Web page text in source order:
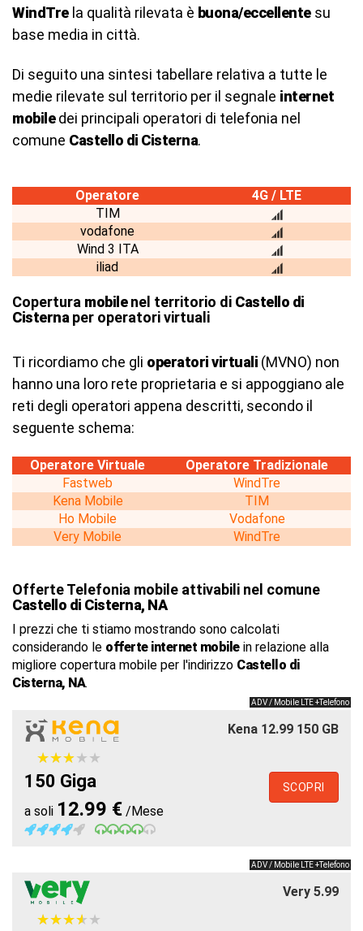
WindTrela qualità rilevata è buona/eccellentesu
base media in città.
Di seguito una sintesi tabellare relativa a tutte le
medie rilevate sul territorio per il segnale internet
mobiledei principali operatori di telefonia nel
comune Castello di Cisterna.
Operatore
4G / LTE
TIM
vodafone
Wind 3 ITA
iliad
Copertura mobilenel territorio di Castello di
Cisterna per operatori virtuali
Ti ricordiamo che gli operatori virtuali (MVNO) non
hanno una loro rete proprietaria e si appoggiano ale
reti degli operatori appena descritti, secondo il
seguente schema:
Operatore Virtuale
Operatore Tradizionale
Fastweb
WindTre
Kena Mobile
TIM
Ho Mobile
Vodafone
Very Mobile
WindTre
Offerte Telefonia mobile attivabili nel comune
Castello di Cisterna, NA
I prezzi che ti stiamo mostrando sono calcolati
considerando le offerte internet mobilein relazione alla
migliore copertura mobile per l'indirizzo Castello di
Cisterna, NA.
ADV / Mobile LTE +Telefono
Kena 12.99 150 GB
★★★★★
★★★★★
150 Giga
a soli 12.99 € /Mese
SCOPRI
ADV / Mobile LTE +Telefono
Very 5.99
★★★★★
★★★★★